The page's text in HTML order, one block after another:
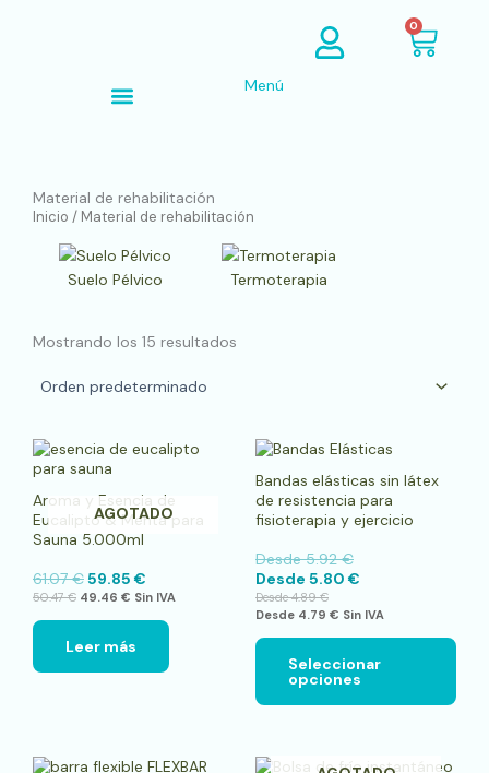
0
Cart
Menú
Material de rehabilitación
Inicio / Material de rehabilitación
Suelo Pélvico Termoterapia
Mostrando los 15 resultados
AGOTADO
Aroma y Esencia de
Eucalipto & Menta para
Sauna 5.000ml
61.07€59.85 €
50.47€ 49.46 € Sin IVA
Leer más
Bandas elásticas sin látex
de resistencia para
fisioterapia y ejercicio
Desde5.92€
Desde 5.80 €
Desde4.89€
Desde 4.79 € Sin IVA
Seleccionar
opciones
en
de
Este